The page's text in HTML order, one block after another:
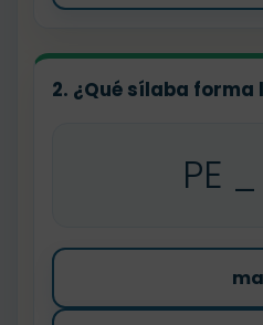
2. ¿Qué sílaba
PE
ma